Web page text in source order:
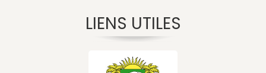
LIENS UTILES